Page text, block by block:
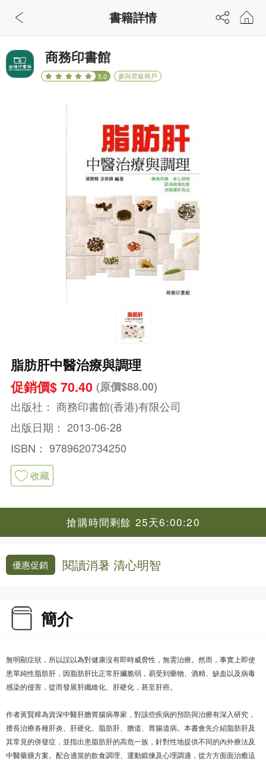
商務印書館
5.0 參與星級商戶
脂肪肝中醫治療與調理
促銷價$ 70.40 (原價$88.00)
出版社： 商務印書館(香港)有限公司
出版日期： 2013-06-28
ISBN： 9789620734250
收藏
搶購時間剩餘 25天6:00:20
優惠促銷 閱讀消暑 清心明智
簡介
無明顯症狀，所以誤以為對健康沒有即時威脅性，無需治療。然而，事實上即使
患單純性脂肪肝，因脂肪肝比正常肝臟脆弱，易受到藥物、酒精、缺血以及病毒
感染的侵害，從而發展肝纖維化、肝硬化，甚至肝癌。
作者黃賢樟為資深中醫肝膽胃腸病專家，對該些疾病的預防與治療有深入研究，
擅長治療各種肝炎、肝硬化、脂肪肝、膽道、胃腸道病。本書會先介紹脂肪肝及
其常見的併發症，並指出患脂肪肝的高危一族，針對性地提供不同的內外療法及
中醫藥膳方案。配合適當的飲食調理、運動鍛煉及心理調適，從方方面面治癒這
書籍詳情